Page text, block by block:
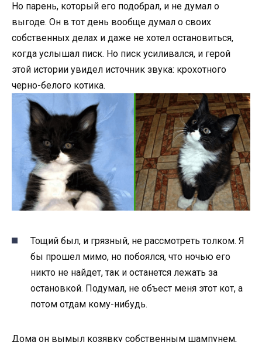
Но парень, который его подобрал, и не думал о
выгоде. Он в тот день вообще думал о своих
собственных делах и даже не хотел остановиться,
когда услышал писк. Но писк усиливался, и герой
этой истории увидел источник звука: крохотного
черно-белого котика.
Тощий был, и грязный, не рассмотреть толком. Я
бы прошел мимо, но побоялся, что ночью его
никто не найдет, так и останется лежать за
остановкой. Подумал, не объест меня этот кот, а
потом отдам кому-нибудь.
Дома он вымыл козявку собственным шампунем,